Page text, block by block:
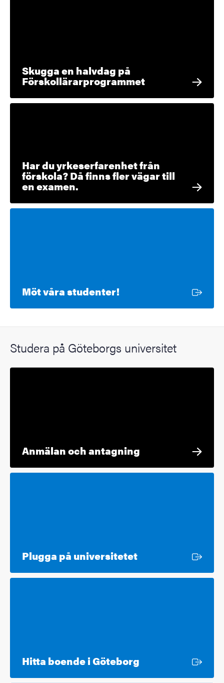
Skugga en halvdag på
Förskollärarprogrammet
Har du yrkeserfarenhet från
förskola? Då finns fler vägar till
en examen.
Möt våra studenter!
Studera på Göteborgs universitet
Anmälan och antagning
Plugga på universitetetExtern länk
Hitta boende i Göteborg Extern länk